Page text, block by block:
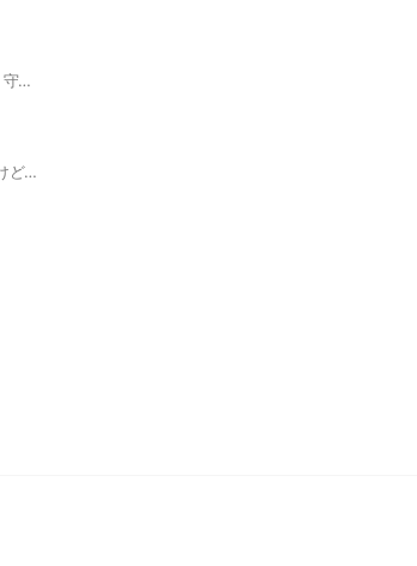
ﾄｰｸ 🈲 ( ﾖﾛｼｸ の挨拶も🙅🏻‍♀️ ) 最近 ﾙｰﾙ 守らない人多すぎます ﾖ 💢 ちゃんとみてから入ってください こちらは 画像配布 の ｵﾌﾟ ﾃﾞｽ ‼️💫 画像は全て ﾉｰﾄ に あります ➕親バレ防止に最高すぎる ｵﾌﾟ 🤭💖 ﾙｰﾙ ❤️‍🔥 詳しくは大事な ﾉｰﾄ 見てください 🙌🏻 会話 🈲 ﾖﾛｼｸ の挨拶等 も 全て ﾀﾞﾒ ﾃﾞｽ 💢 荒らし お断り ^^ 宣伝目的 / 出会い癖 での参加 🈲 ｵﾌﾟを宣伝する場所じゃないし、 恋愛する場所でもないです👎🏻💧 ﾙｰﾙ を守れなかったら ｻｯｶｰﾎﾞｰﾙ ⚽ ﾃﾞｽ ‼️ #画像配布 #エモ画
#ここはイラスト見せ合いっこ中心だけど楽しみたいから雑談しながら楽しく絵を描いていこ！下手でも全然いいし、自信もって！見せたくないよォ〜って人は見せなくていいけど、その代わりノートに書いて欲しい💦 年齢で上下関係つくるのは、なしでお願い！ここは同じ趣味同士でなかよくしたいからさ！ 絵はトークやノートに好きに貼っていいよ〜！ 楽しくやろーね！